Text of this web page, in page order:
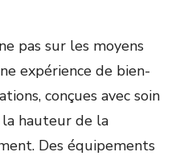
pas sur les moyens
expérience de bien-
conçues avec soin
hauteur de la
Des équipements